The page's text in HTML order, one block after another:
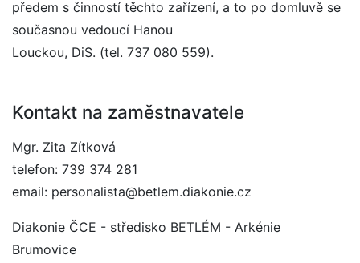
předem s činností těchto zařízení, a to po domluvě se
současnou vedoucí Hanou
Louckou, DiS. (tel. 737 080 559).
Kontakt na zaměstnavatele
Mgr. Zita Zítková
telefon: 739 374 281
email: personalista@betlem.diakonie.cz
Diakonie ČCE - středisko BETLÉM - Arkénie
Brumovice